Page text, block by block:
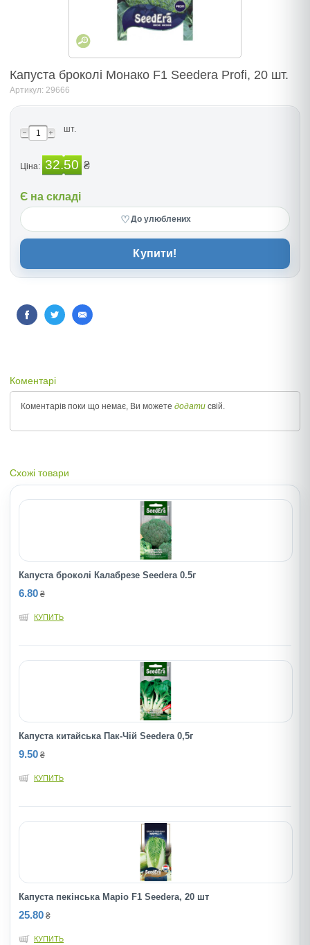
Капуста броколі Монако F1 Seedera Profi, 20 шт.
Артикул: 29666
шт.
Ціна: 32.50 ₴
Є на складі
♡До улюблених
Купити!
Коментарі
Коментарів поки що немає, Ви можете додати свій.
Схожі товари
Капуста броколі Калабрезе Seedera 0.5г
6.80 ₴
КУПИТЬ
Капуста китайська Пак-Чій Seedera 0,5г
9.50 ₴
КУПИТЬ
Капуста пекінська Маріо F1 Seedera, 20 шт
25.80 ₴
КУПИТЬ